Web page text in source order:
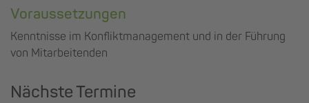
Voraussetzungen
Kenntnisse im Konfliktmanagement und in der Führung
von Mitarbeitenden
Nächste Termine